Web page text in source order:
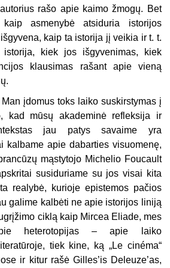
rašo apie kaimo žmogų. Bet
asmenybė atsiduria istorijos
kaip ta istorija jį veikia ir t. t.
kiek jos išgyvenimas, kiek
klausimas rašant apie vieną
Man įdomus toks laiko suskirstymas į
kad mūsų akademinė refleksija ir
jau patys savaime yra
kalbame apie dabarties visuomenę,
mąstytojo Michelio Foucault
susiduriame su jos visai kita
realybė, kurioje epistemos pačios
galime kalbėti ne apie istorijos liniją
ciklą kaip Mircea Eliade, mes
heterotopijas – apie laiko
tiek kine, ką „Le cinéma“
ir kitur rašė Gilles’is Deleuze’as,